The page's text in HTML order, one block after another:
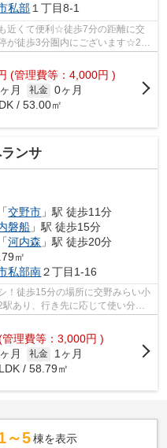
私部 １丁目8-1
近くて便利☆徒歩7分の距離に交
が徒歩3分圏内にございます☆2駅
...
(管理費等：4,000円 )
月 礼金 0ヶ月
/ 53.00㎡
ンサ
「交野市 」駅 徒歩11分
磐船 」駅 徒歩15分
「河内森 」駅 徒歩20分
㎡
私部南２丁目1-16
！徒歩15分の場所に交野みらい小
あり、行き先に応じて使い分け
管理費等：3,000円 )
月 礼金
1ヶ月
/ 58.79㎡
～5 棟を表示